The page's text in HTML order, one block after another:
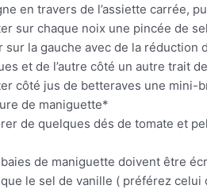
en travers de l’assiette carrée,
sur chaque noix une pincée de
sur la gauche avec de la réduction
et de l’autre côté un autre trait
côté jus de betteraves une mini-
de maniguette*
de quelques dés de tomate et
de maniguette doivent être
le sel de vanille ( préférez